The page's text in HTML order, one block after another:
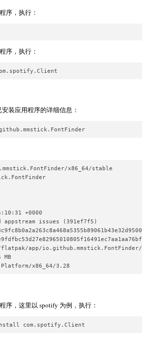
序，执行：
序，执行：
装应用程序的详细信息：
x86_64/stable
+0000
appstream issues (391ef7f5)
app/io.github.mmstick.FontFinder/
x86_64/3.28
序，这里以 spotify 为例，执行：
com.spotify.Client